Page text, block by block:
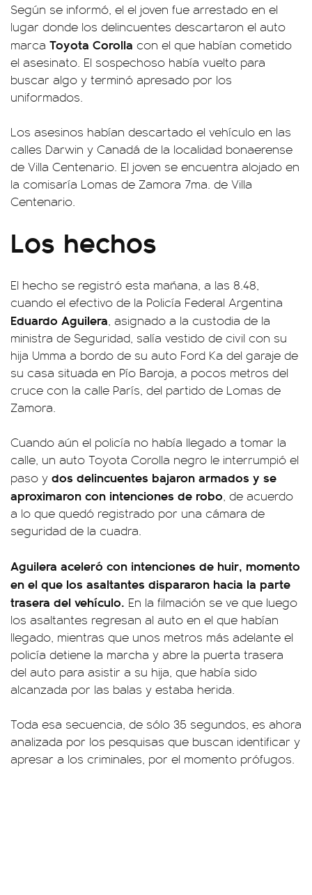
Según se informó, el el joven fue arrestado en el
lugar donde los delincuentes descartaron el auto
marca Toyota Corolla con el que habían cometido
el asesinato. El sospechoso había vuelto para
buscar algo y terminó apresado por los
uniformados.
Los asesinos habían descartado el vehículo en las
calles Darwin y Canadá de la localidad bonaerense
de Villa Centenario. El joven se encuentra alojado en
la comisaría Lomas de Zamora 7ma. de Villa
Centenario.
Los hechos
El hecho se registró esta mañana, a las 8.48,
cuando el efectivo de la Policía Federal Argentina
Eduardo Aguilera, asignado a la custodia de la
ministra de Seguridad, salía vestido de civil con su
hija Umma a bordo de su auto Ford Ka del garaje de
su casa situada en Pío Baroja, a pocos metros del
cruce con la calle París, del partido de Lomas de
Zamora.
Cuando aún el policía no había llegado a tomar la
calle, un auto Toyota Corolla negro le interrumpió el
paso y dos delincuentes bajaron armados y se
aproximaron con intenciones de robo, de acuerdo
a lo que quedó registrado por una cámara de
seguridad de la cuadra.
Aguilera aceleró con intenciones de huir, momento
en el que los asaltantes dispararon hacia la parte
trasera del vehículo. En la filmación se ve que luego
los asaltantes regresan al auto en el que habían
llegado, mientras que unos metros más adelante el
policía detiene la marcha y abre la puerta trasera
del auto para asistir a su hija, que había sido
alcanzada por las balas y estaba herida.
Toda esa secuencia, de sólo 35 segundos, es ahora
analizada por los pesquisas que buscan identificar y
apresar a los criminales, por el momento prófugos.